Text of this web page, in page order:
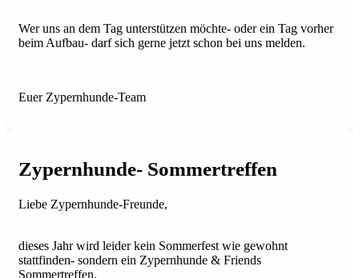
Wer uns an dem Tag unterstützen möchte- oder ein Tag vorher
beim Aufbau- darf sich gerne jetzt schon bei uns melden.
Euer Zypernhunde-Team
Zypernhunde- Sommertreffen
Liebe Zypernhunde-Freunde,
dieses Jahr wird leider kein Sommerfest wie gewohnt
stattfinden- sondern ein Zypernhunde & Friends
Sommertreffen.